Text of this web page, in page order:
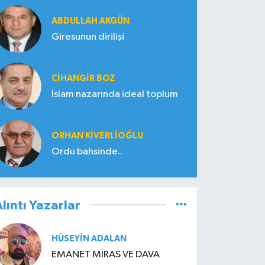
ABDULLAH AKGÜN
Giresunun dirilişi
CIHANGIR BOZ
İslam nazarında ideal toplum
ORHAN KIVERLIOĞLU
Ordu bahsinde..
Yazarlar
HÜSEYIN ADALAN
EMANET MİRAS VE DAVA